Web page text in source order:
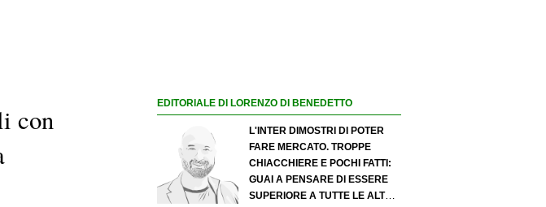
con
EDITORIALE DI LORENZO DI BENEDETTO
L'INTER DIMOSTRI DI POTER
FARE MERCATO. TROPPE
CHIACCHIERE E POCHI FATTI:
GUAI A PENSARE DI ESSERE
SUPERIORE A TUTTE LE ALTRE